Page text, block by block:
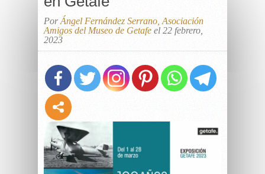
PorÁngel Fernández Serrano, Asociación
Amigos del Museo de Getafe el 22 febrero,
2023